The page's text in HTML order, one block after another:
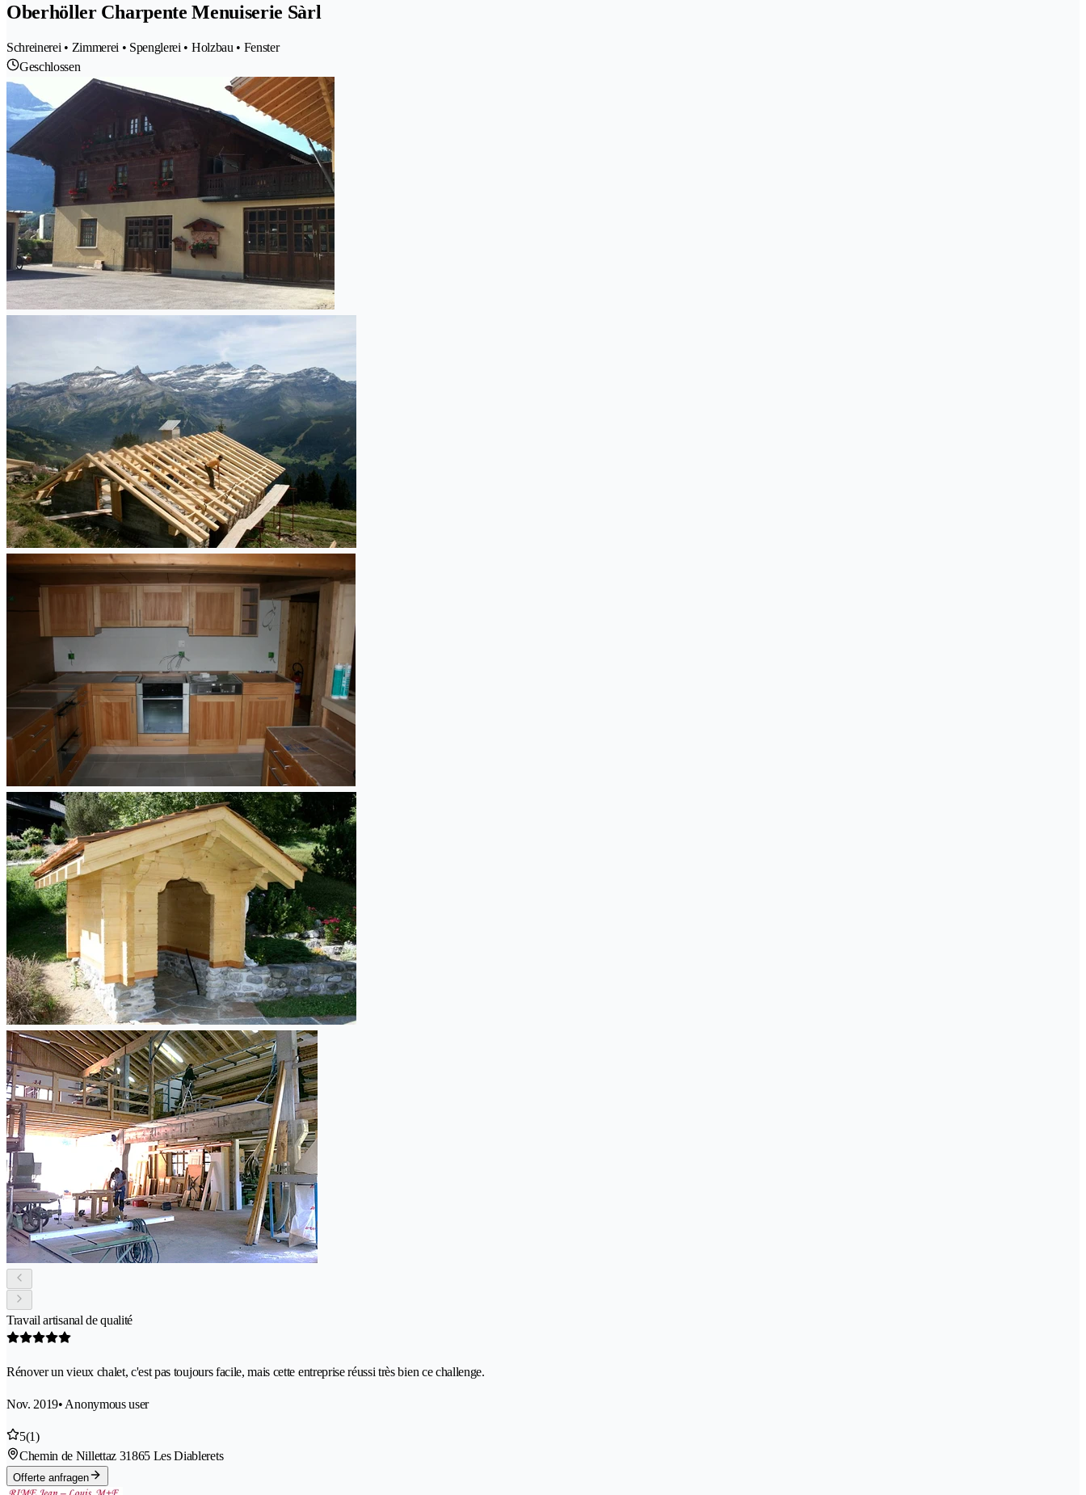
Oberhöller Charpente Menuiserie Sàrl
Schreinerei • Zimmerei • Spenglerei • Holzbau • Fenster
Geschlossen
Travail artisanal de qualité
Rénover un vieux chalet, c'est pas toujours facile, mais cette entreprise réussi très bien ce challenge.
Nov. 2019• Anonymous user
5(1)
Chemin de Nillettaz 31865 Les Diablerets
Offerte anfragen